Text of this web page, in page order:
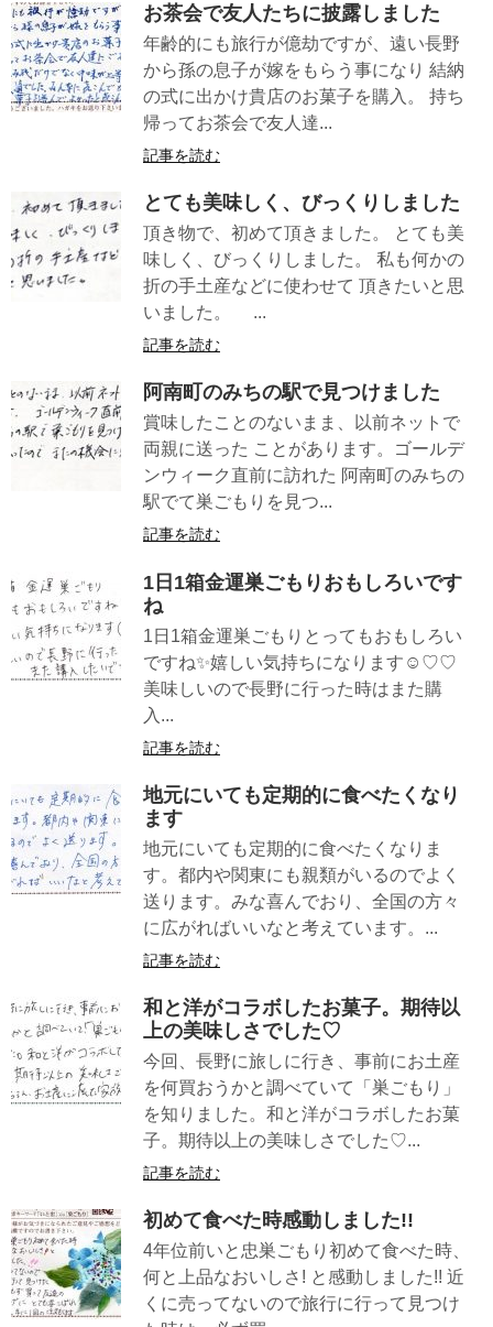
お茶会で友人たちに披露しました
年齢的にも旅行が億劫ですが、遠い長野
から孫の息子が嫁をもらう事になり 結納
の式に出かけ貴店のお菓子を購入。 持ち
帰ってお茶会で友人達...
記事を読む
とても美味しく、びっくりしました
頂き物で、初めて頂きました。 とても美
味しく、びっくりしました。 私も何かの
折の手土産などに使わせて 頂きたいと思
いました。 ...
記事を読む
阿南町のみちの駅で見つけました
賞味したことのないまま、以前ネットで
両親に送った ことがあります。ゴールデ
ンウィーク直前に訪れた 阿南町のみちの
駅でて巣ごもりを見つ...
記事を読む
1日1箱金運巣ごもりおもしろいです
ね
1日1箱金運巣ごもりとってもおもしろい
ですね✨嬉しい気持ちになります☺♡♡
美味しいので長野に行った時はまた購
入...
記事を読む
地元にいても定期的に食べたくなり
ます
地元にいても定期的に食べたくなりま
す。都内や関東にも親類がいるのでよく
送ります。みな喜んでおり、全国の方々
に広がればいいなと考えています。...
記事を読む
和と洋がコラボしたお菓子。期待以
上の美味しさでした♡
今回、長野に旅しに行き、事前にお土産
を何買おうかと調べていて「巣ごもり」
を知りました。和と洋がコラボしたお菓
子。期待以上の美味しさでした♡...
記事を読む
初めて食べた時感動しました!!
4年位前いと忠巣ごもり初めて食べた時、
何と上品なおいしさ! と感動しました!! 近
くに売ってないので旅行に行って見つけ